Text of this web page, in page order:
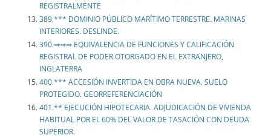
REGISTRALMENTE
389.*** DOMINIO PÚBLICO MARÍTIMO TERRESTRE. MARINAS
INTERIORES. DESLINDE.
390.⇒⇒⇒ EQUIVALENCIA DE FUNCIONES Y CALIFICACIÓN
REGISTRAL DE PODER OTORGADO EN EL EXTRANJERO,
INGLATERRA
400.*** ACCESIÓN INVERTIDA EN OBRA NUEVA. SUELO
PROTEGIDO. GEORREFERENCIACIÓN
401.** EJECUCIÓN HIPOTECARIA. ADJUDICACIÓN DE VIVIENDA
HABITUAL POR EL 60% DEL VALOR DE TASACIÓN CON DEUDA
SUPERIOR.